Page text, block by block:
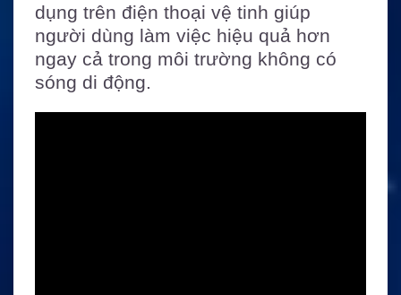
dụng trên điện thoại vệ tinh giúp
người dùng làm việc hiệu quả hơn
ngay cả trong môi trường không có
sóng di động.